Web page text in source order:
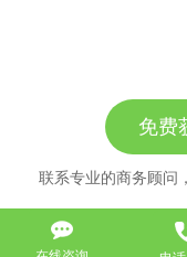
免费
联系专业的商务顾问